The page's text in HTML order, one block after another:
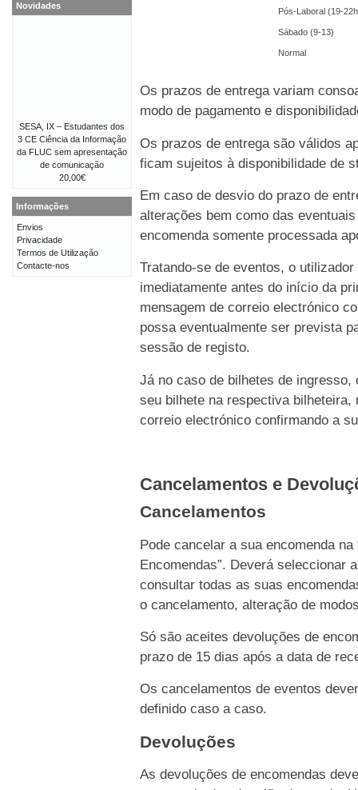
Pós-Laboral (19-
Sábado (9-13)
Normal
Os prazos de entrega variam
modo de pagamento e
Os prazos de entrega são válidos
ficam sujeitos à disponibilidade de
Em caso de desvio do prazo de
alterações bem como das
encomenda somente processada
Tratando-se de eventos, o
imediatamente antes do início da
mensagem de correio electrónico
possa eventualmente ser prevista
sessão de registo.
Já no caso de bilhetes de
seu bilhete na respectiva bilheteira,
correio electrónico confirmando a
Cancelamentos e
Cancelamentos
Pode cancelar a sua encomenda
Encomendas”. Deverá seleccionar
consultar todas as suas
o cancelamento, alteração de
Só são aceites devoluções de
prazo de 15 dias após a data de
Os cancelamentos de eventos
definido caso a caso.
Devoluções
As devoluções de encomendas
Novidades
SESA, IX – Estudantes dos
3 CE Ciência da Informação
da FLUC sem apresentação
de comunicação
20,00€
Informações
Envios
Privacidade
Termos de Utilização
Contacte-nos